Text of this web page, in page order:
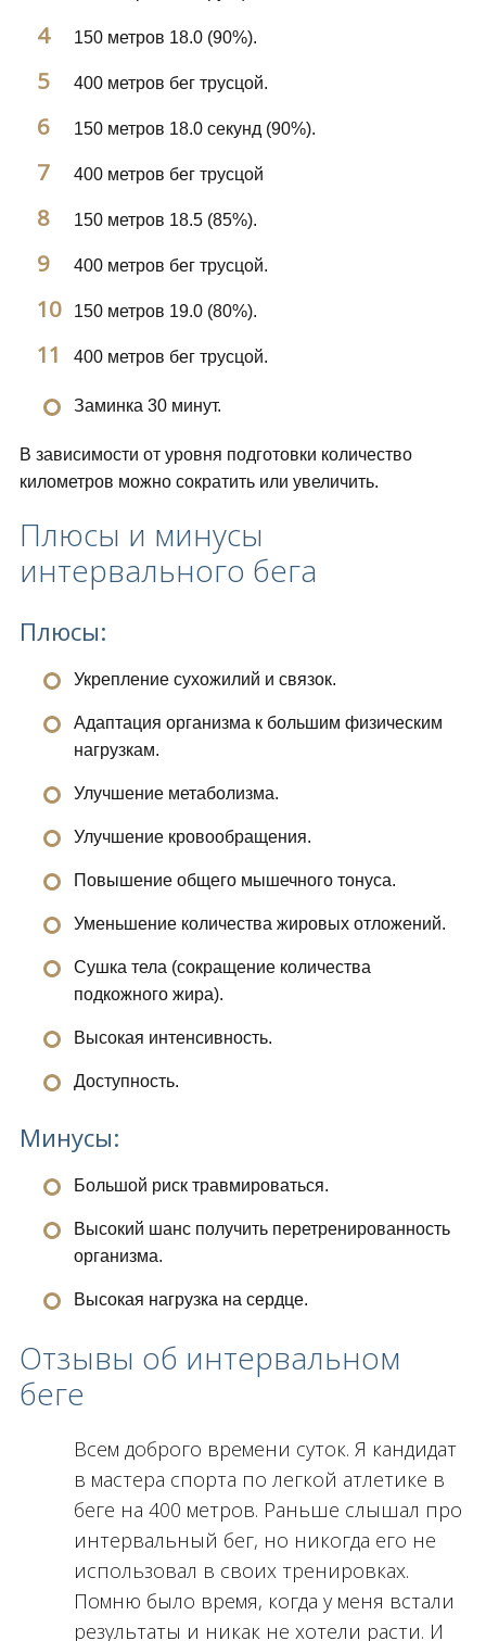
150 метров 18.0 (90%).
400 метров бег трусцой.
150 метров 18.0 секунд (90%).
400 метров бег трусцой
150 метров 18.5 (85%).
400 метров бег трусцой.
150 метров 19.0 (80%).
400 метров бег трусцой.
Заминка 30 минут.
В зависимости от уровня подготовки количество
километров можно сократить или увеличить.
Плюсы и минусы
интервального бега
Плюсы:
Укрепление сухожилий и связок.
Адаптация организма к большим физическим
нагрузкам.
Улучшение метаболизма.
Улучшение кровообращения.
Повышение общего мышечного тонуса.
Уменьшение количества жировых отложений.
Сушка тела (сокращение количества
подкожного жира).
Высокая интенсивность.
Доступность.
Минусы:
Большой риск травмироваться.
Высокий шанс получить перетренированность
организма.
Высокая нагрузка на сердце.
Отзывы об интервальном
беге
Всем доброго времени суток. Я кандидат
в мастера спорта по легкой атлетике в
беге на 400 метров. Раньше слышал про
интервальный бег, но никогда его не
использовал в своих тренировках.
Помню было время, когда у меня встали
результаты и никак не хотели расти. И